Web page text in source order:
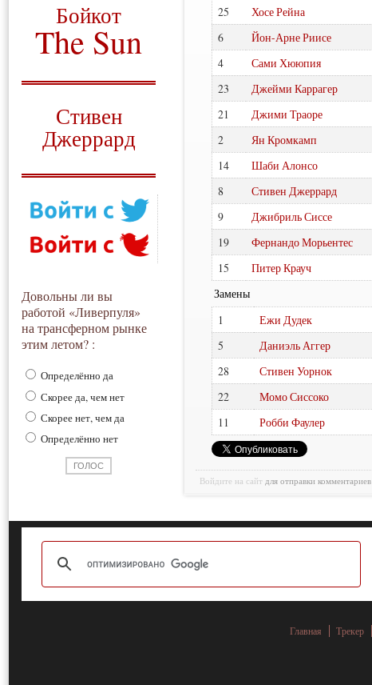
Бойкот
The Sun
Стивен
Джеррард
Довольны ли вы
работой «Ливерпуля»
на трансферном рынке
этим летом? :
Определённо да
Скорее да, чем нет
Скорее нет, чем да
Определённо нет
25
Хосе Рейна
6
Йон-Арне Риисе
4
Сами Хююпия
23
Джейми Каррагер
21
Джими Траоре
2
Ян Кромкамп
14
Шаби Алонсо
8
Стивен Джеррард
9
Джибриль Сиссе
19
Фернандо Морьентес
15
Питер Крауч
Замены
1
Ежи Дудек
5
Даниэль Аггер
28
Стивен Уорнок
22
Момо Сиссоко
11
Робби Фаулер
Войдите на сайт для отправки комментариев
Главная Трекер